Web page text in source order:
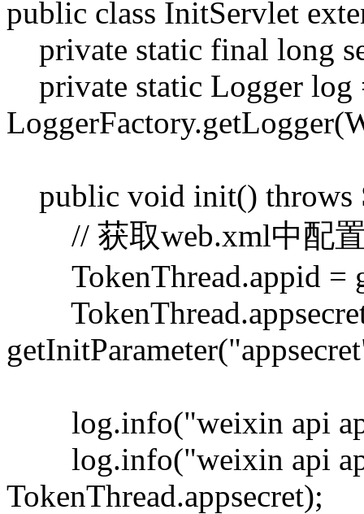
public class InitServlet
private static final long
private static Logger log
public void init() throws
// 获取web.xml中配
TokenThread.appid =
log.info("weixin api
log.info("weixin api
TokenThread.appsecret);